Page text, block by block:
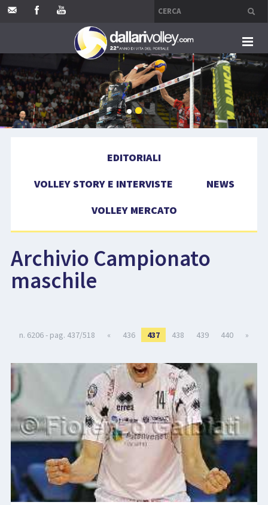
HOME
EDITORIALI
VOLLEY MERCATO
COMPETIZIONI
EVENTI
EDITORIALI
VOLLEY STORY E INTERVISTE
NEWS
VOLLEY MERCATO
Archivio Campionato
maschile
n. 6206 - pag. 437/518 « 436 437 438 439 440 »